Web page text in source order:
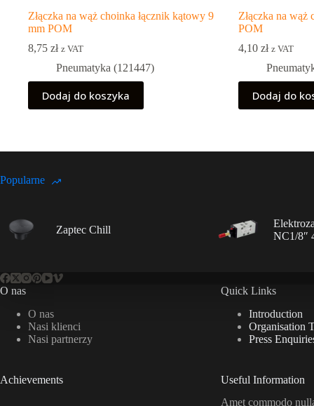
Złączka na wąż choinka łącznik kątowy 9
mm POM
8,75 zł z VAT
Pneumatyka (121447)
Dodaj do koszyka
Złączka na wąż
POM
4,10 zł z VAT
Dodaj do
Popularne
Zaptec Chill
NC1/8″
O nas
O nas
Nasi klienci
Nasi partnerzy
Achievements
Quick Links
Introduction
Organisation
Press
Useful Information
Amet commodo